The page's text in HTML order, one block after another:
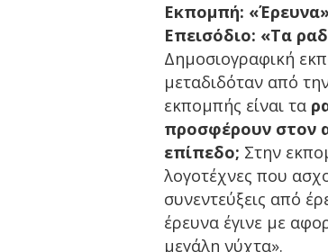
Εκπομπή:
Επεισόδιο: «Τα
Δημοσιογραφική
μεταδιδόταν από
εκπομπής είναι τα
προσφέρουν στον
επίπεδο; Στην
λογοτέχνες που
συνεντεύξεις από
έρευνα έγινε με
μεγάλη νύχτα».